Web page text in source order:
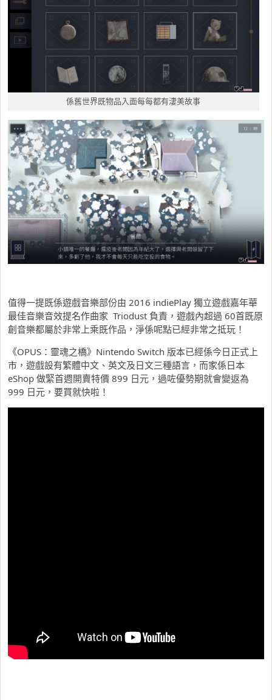
係舊世界既物品入面每每都有淒美故事
值得一提既係遊戲音樂部份由 2016 indiePlay 獨立遊戲嘉年華
最佳音樂音效提名作曲家 Triodust 負責，遊戲內超過 60首既原
創音樂都屬於非常上乘既作品，淨係呢點已經非常之抵玩！
《OPUS：靈魂之橋》Nintendo Switch 版本已經係今日正式上
市，遊戲設有繁體中文、英文及日文三種語言，而家係日本
eShop 做緊首週開賣特價 899 日元，過咗優勢期就會變返為
999 日元，要買就快啦！